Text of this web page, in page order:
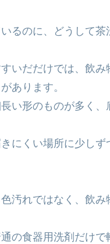
いるのに、どうして
いだだけでは、飲
あります。
い形のものが多く
にくい場所に少し
汚れではなく、飲
の食器用洗剤だけで